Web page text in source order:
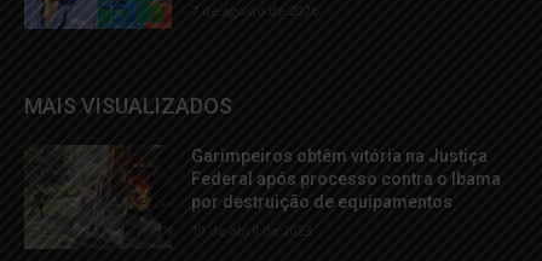
7 de agosto de 2026
MAIS VISUALIZADOS
Garimpeiros obtêm vitória na Justiça
Federal após processo contra o Ibama
por destruição de equipamentos
19 de abril de 2023